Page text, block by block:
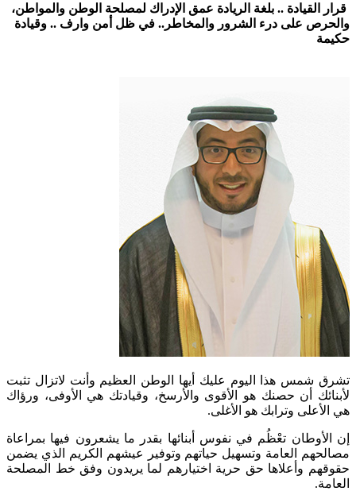
قرار القيادة .. بلغة الريادة عمق الإدراك لمصلحة الوطن والمواطن،
والحرص على درء الشرور والمخاطر.. في ظل أمن وارف .. وقيادة
حكيمة
​تشرق شمس هذا اليوم عليك أيها الوطن العظيم وأنت لاتزال تثبت
لأبنائك أن حصنك هو الأقوى والأرسخ، وقيادتك هي الأوفى، ورؤاك
هي الأعلى وترابك هو الأغلى.
إن الأوطان تعْظُم في نفوس أبنائها بقدر ما يشعرون فيها بمراعاة
مصالحهم العامة وتسهيل حياتهم وتوفير عيشهم الكريم الذي يضمن
حقوقهم وأعلاها حق حرية اختيارهم لما يريدون وفق خط المصلحة
العامة.